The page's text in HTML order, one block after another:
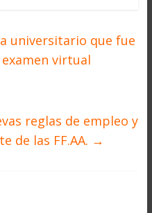
universitario que fue
virtual
reglas de empleo y
de las FF.AA. →